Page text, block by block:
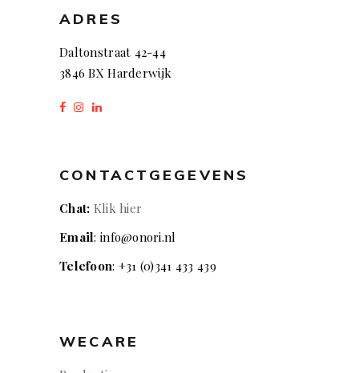
ADRES
Daltonstraat 42-44
3846 BX Harderwijk
CONTACTGEGEVENS
Chat: Klik hier
Email: info@onori.nl
Telefoon: +31 (0)341 433 439
WECARE